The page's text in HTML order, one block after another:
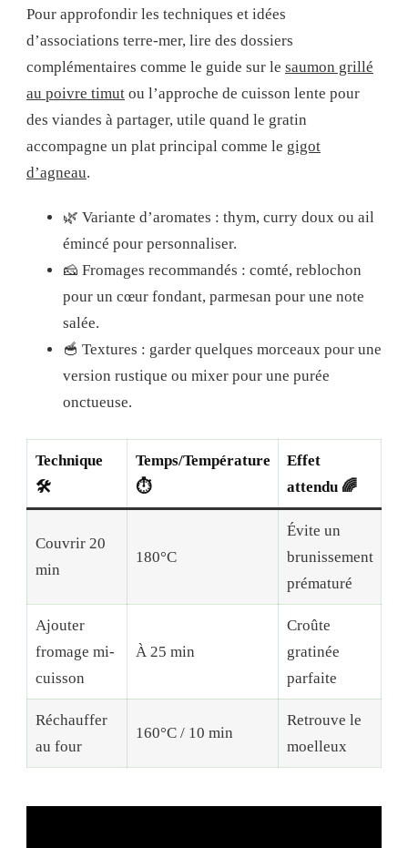
Pour approfondir les techniques et idées
d’associations terre-mer, lire des dossiers
complémentaires comme le guide sur le saumon grillé
au poivre timut ou l’approche de cuisson lente pour
des viandes à partager, utile quand le gratin
accompagne un plat principal comme le gigot
d’agneau.
🌿 Variante d’aromates : thym, curry doux ou ail
émincé pour personnaliser.
🧀 Fromages recommandés : comté, reblochon
pour un cœur fondant, parmesan pour une note
salée.
🥣 Textures : garder quelques morceaux pour une
version rustique ou mixer pour une purée
onctueuse.
Technique
🛠️
Temps/Température
⏱️
Effet
attendu 🌈
Couvrir 20
min
180°C
Évite un
brunissement
prématuré
Ajouter
fromage mi-
cuisson
À 25 min
Croûte
gratinée
parfaite
Réchauffer
au four
160°C / 10 min
Retrouve le
moelleux